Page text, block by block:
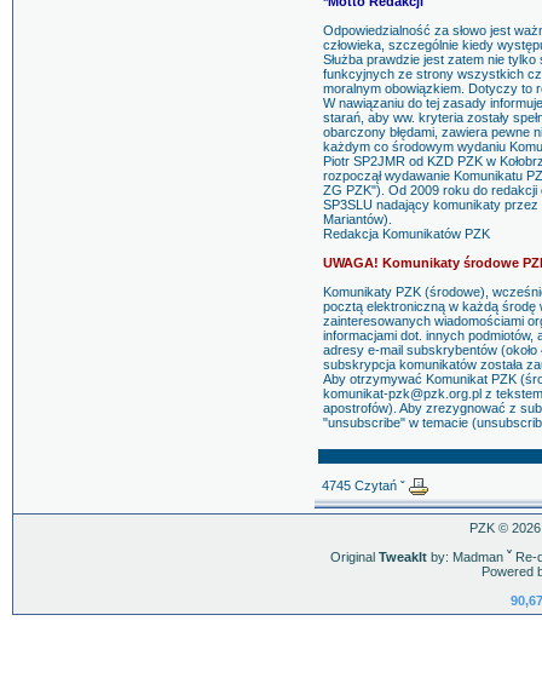
Odpowiedzialność za słowo jest
człowieka, szczególnie kiedy
Służba prawdzie jest zatem nie
funkcyjnych ze strony wszystkich
moralnym obowiązkiem. Dotyczy to
W nawiązaniu do tej zasady
starań, aby ww. kryteria zostały
obarczony błędami, zawiera pewne
każdym co środowym wydaniu
Piotr SP2JMR od KZD PZK w
rozpoczął wydawanie Komunikatu
ZG PZK"). Od 2009 roku do redakcji
SP3SLU nadający komunikaty
Mariantów).
Redakcja Komunikatów PZK
UWAGA! Komunikaty środowe
Komunikaty PZK (środowe),
pocztą elektroniczną w każdą
zainteresowanych wiadomościami
informacjami dot. innych
adresy e-mail subskrybentów
subskrypcja komunikatów została
Aby otrzymywać Komunikat PZK
komunikat-pzk@pzk.org.pl z
apostrofów). Aby zrezygnować z
"unsubscribe" w temacie
4745 Czytań ˇ
PZK ©
Original TweakItby: Madman ˇRe-
Powered